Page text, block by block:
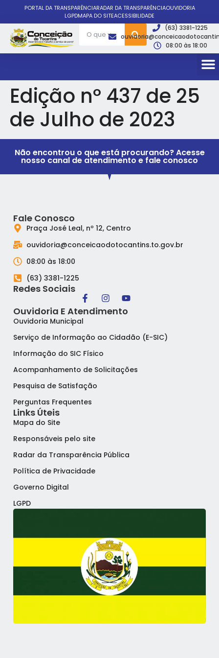
PORTAL DA TRANSPARÊNCIARADAR DA TRANSPARÊNCIAOUVIDORIA
LGPDMAPA DO SITEACESSIBILIDADE
(63) 3381-1225
08:00 às 18:00
Edição nº 437 de 25
de Julho de 2023
Não encontrou o que está procurando? Acesse
nosso canal de atendimento e fale conosco
Fale Conosco
Praça José Leal, nº 12, Centro
ouvidoria@conceicaodotocantins.to.gov.br
08:00 às 18:00
(63) 3381-1225
Redes Sociais
Ouvidoria E Atendimento
Ouvidoria Municipal
Serviço de Informação ao Cidadão (E-SIC)
Informação do SIC Físico
Acompanhamento de Solicitações
Pesquisa de Satisfação
Perguntas Frequentes
Links Úteis
Mapa do Site
Responsáveis pelo site
Radar da Transparência Pública
Política de Privacidade
Governo Digital
LGPD